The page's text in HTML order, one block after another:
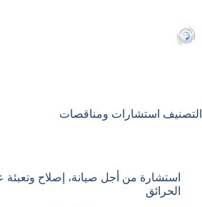
المحتوى
التصنيف استشارات ومناقصات
استشارة من أجل صيانة، إصلاح وتعبئة
الحرائق